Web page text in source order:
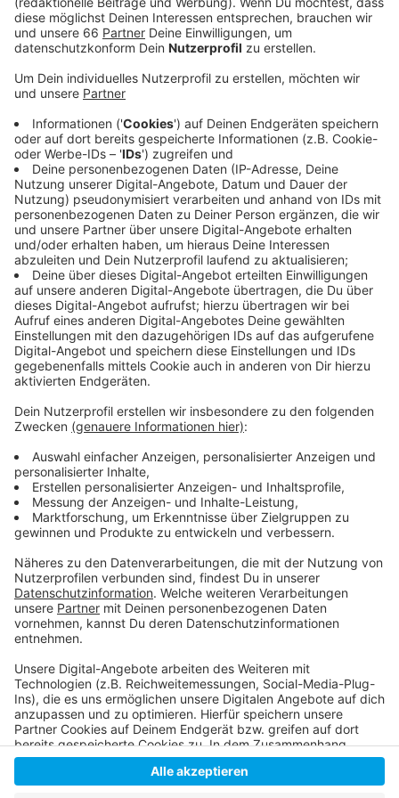
Veröffentlicht:Dienstag, 24.05.2022 05:13
Dadurch ist auch die 7-Tage-Inzidenz in unserer Stadt
stark gesunken. Um 29 auf aktuell (24. Mai 2022) 345
Punkte. Es sterben aber auch weiter regelmäßig
Menschen an den Folgen ihrer Infektion. Hier in
Düsseldorf gibt es zwei weitere und damit insgesamt
bislang seit März 2020 891 Corona-Tote zu beklagen.
Anzeige
Weitere Infos und Links zum Thema:
Anzeige
Gesundheitsministerium erwartet weitere
Medikamente online kaufen: Das sollten sie
beachten
Unsere Corona-Sonderseite
Anzeige
Anzeige